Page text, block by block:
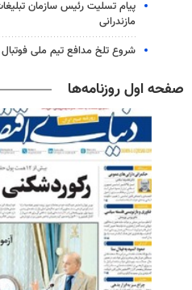
پیام تسلیت رئیس سازمان
مازندرانی
شروع تلخ مدافع تیم ملی
صفحه اول روزنامه‌ها